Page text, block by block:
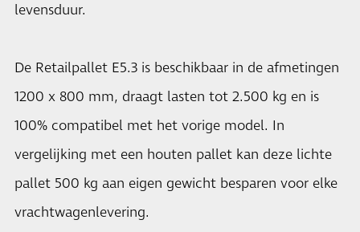
levensduur.
De Retailpallet E5.3 is beschikbaar in de afmetingen
1200 x 800 mm, draagt lasten tot 2.500 kg en is
100% compatibel met het vorige model. In
vergelijking met een houten pallet kan deze lichte
pallet 500 kg aan eigen gewicht besparen voor elke
vrachtwagenlevering.